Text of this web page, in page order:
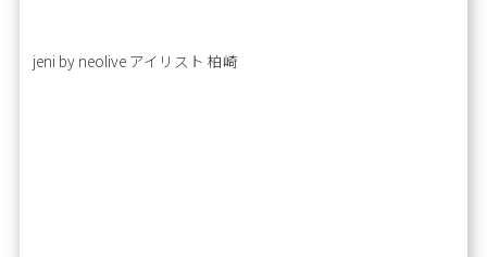
jeni by neolive アイリスト 柏崎